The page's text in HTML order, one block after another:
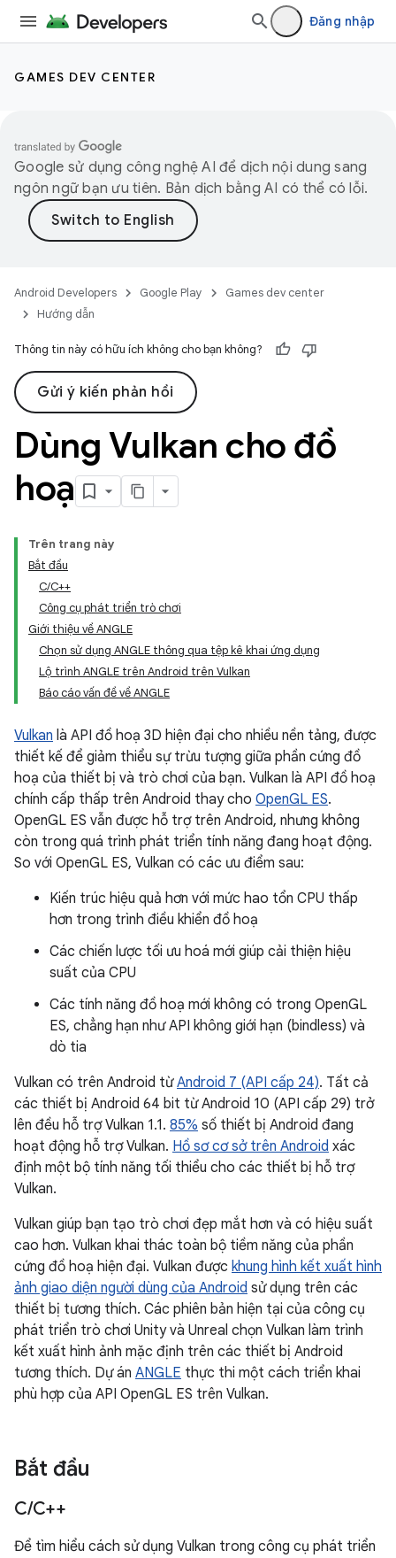
Đăng nhập
GAMES DEV CENTER
Google sử dụng công nghệ AI để dịch nội dung sang
ngôn ngữ bạn ưu tiên. Bản dịch bằng AI có thể có lỗi.
Android Developers Google Play
Games dev center
Hướng dẫn
Thông tin này có hữu ích không cho bạn không?
Gửi ý kiến phản hồi
Dùng Vulkan cho đồ
hoạ
Trên trang này
Bắt đầu
C/C++
Công cụ phát triển trò chơi
Giới thiệu về ANGLE
Chọn sử dụng ANGLE thông qua tệp kê khai ứng dụng
Lộ trình ANGLE trên Android trên Vulkan
Báo cáo vấn đề về ANGLE
Vulkan là API đồ hoạ 3D hiện đại cho nhiều nền tảng, được
thiết kế để giảm thiểu sự trừu tượng giữa phần cứng đồ
hoạ của thiết bị và trò chơi của bạn. Vulkan là API đồ hoạ
chính cấp thấp trên Android thay cho OpenGL ES.
OpenGL ES vẫn được hỗ trợ trên Android, nhưng không
còn trong quá trình phát triển tính năng đang hoạt động.
So với OpenGL ES, Vulkan có các ưu điểm sau:
Kiến trúc hiệu quả hơn với mức hao tổn CPU thấp
hơn trong trình điều khiển đồ hoạ
Các chiến lược tối ưu hoá mới giúp cải thiện hiệu
suất của CPU
Các tính năng đồ hoạ mới không có trong OpenGL
ES, chẳng hạn như API không giới hạn (bindless) và
dò tia
Vulkan có trên Android từAndroid 7 (API cấp 24). Tất cả
các thiết bị Android 64 bit từ Android 10 (API cấp 29) trở
lên đều hỗ trợ Vulkan 1.1. 85% số thiết bị Android đang
hoạt động hỗ trợ Vulkan. Hồ sơ cơ sở trên Android xác
định một bộ tính năng tối thiểu cho các thiết bị hỗ trợ
Vulkan.
Vulkan giúp bạn tạo trò chơi đẹp mắt hơn và có hiệu suất
cao hơn. Vulkan khai thác toàn bộ tiềm năng của phần
cứng đồ hoạ hiện đại. Vulkan được khung hình kết xuất hình
ảnh giao diện người dùng của Android sử dụng trên các
thiết bị tương thích. Các phiên bản hiện tại của công cụ
phát triển trò chơi Unity và Unreal chọn Vulkan làm trình
kết xuất hình ảnh mặc định trên các thiết bị Android
tương thích. Dự án ANGLE thực thi một cách triển khai
phù hợp của API OpenGL ES trên Vulkan.
Bắt đầu
C/C++
Để tìm hiểu cách sử dụng Vulkan trong công cụ phát triển